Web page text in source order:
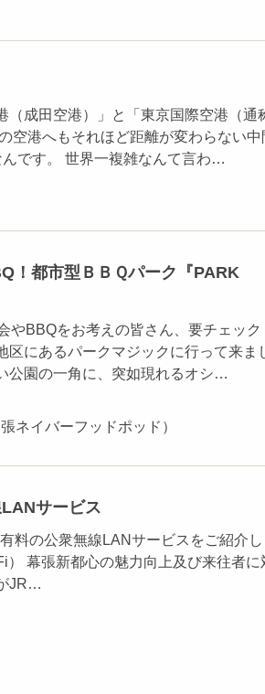
（成田空港）」と「東京国際空港（通
空港へもそれほど距離が変わらない中
です。 世界一複雑なんて言わ…
！都市型ＢＢＱパーク『PARK
やBBQをお考えの皆さん、要チェック
区にあるパークマジックに行って来ま
公園の一角に、突如現れるオシ…
ネイバーフッドポッド）
サービス
料の公衆無線LANサービスをご紹介
幕張新都心の魅力向上及び来往者に
JR…